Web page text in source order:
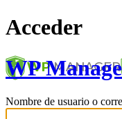
Acceder
WP
Nombre de usuario o